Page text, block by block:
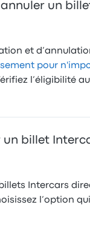
un
et
pour
l’éligibilité
billet
Intercars
l’option